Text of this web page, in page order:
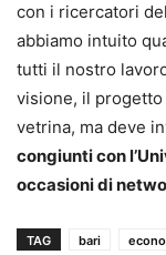
con i ricercatori
abbiamo intuito
tutti il nostro
visione, il
vetrina, ma deve
congiunti con
occasioni di
TAG bari